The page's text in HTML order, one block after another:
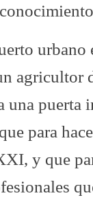
puerta
para
y que